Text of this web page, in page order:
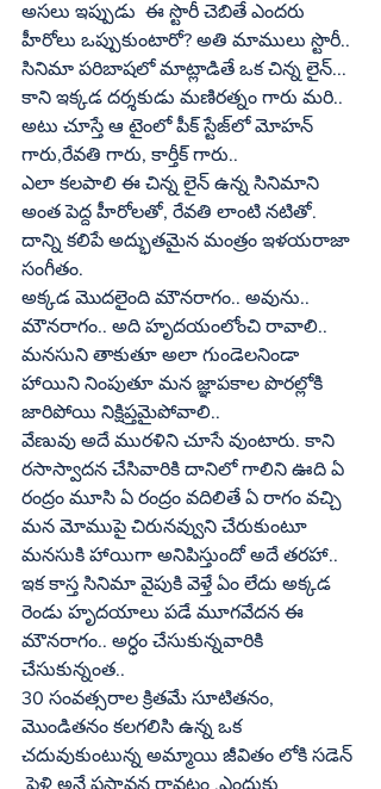
అసలు ఇప్పుడు  ఈ స్టొరీ చెబితే ఎందరు
హీరోలు ఒప్పుకుంటారో? అతి మాములు స్టొరీ..
సినిమా పరిబాషలో మాట్లాడితే ఒక చిన్న లైన్‌...
కాని ఇక్కడ దర్శకుడు మణిరత్నం గారు మరి..
అటు చూస్తే ఆ టైంలో పీక్‌ స్టేజ్‌లో మోహన్‌
గారు,రేవతి గారు, కార్తీక్‌ గారు..
ఎలా కలపాలి ఈ చిన్న లైన్‌ ఉన్న సినిమాని
అంత పెద్ద హీరోలతో, రేవతి లాంటి నటితో.
దాన్ని కలిపే అద్భుతమైన మంత్రం ఇళయరాజా
సంగీతం.
అక్కడ మొదలైంది మౌనరాగం.. అవును..
మౌనరాగం.. అది హృదయంలోంచి రావాలి..
మనసుని తాకుతూ అలా గుండెలనిండా
హాయిని నింపుతూ మన జ్ఞాపకాల పొరల్లోకి
జారిపోయి నిక్షిప్తమైపోవాలి..
వేణువు అదే మురళిని చూసే వుంటారు. కాని
రసాస్వాదన చేసివారికి దానిలో గాలిని ఊది ఏ
రంద్రం మూసి ఏ రంద్రం వదిలితే ఏ రాగం వచ్చి
మన మోముపై చిరునవ్వుని చేరుకుంటూ
మనసుకి హాయిగా అనిపిస్తుందో అదే తరహా..
ఇక కాస్త సినిమా వైపుకి వెళ్తే ఏం లేదు అక్కడ
రెండు హృదయాలు పడే మూగవేదన ఈ
మౌనరాగం.. అర్ధం చేసుకున్నవారికి
చేసుకున్నంత..
30 సంవత్సరాల క్రితమే సూటితనం,
మొండితనం కలగలిసి ఉన్న ఒక
చదువుకుంటున్న అమ్మాయి జీవితం లోకి సడెన్‌
పెళ్లి అనే ప్రస్తావన రావటం ,ఎందుకు